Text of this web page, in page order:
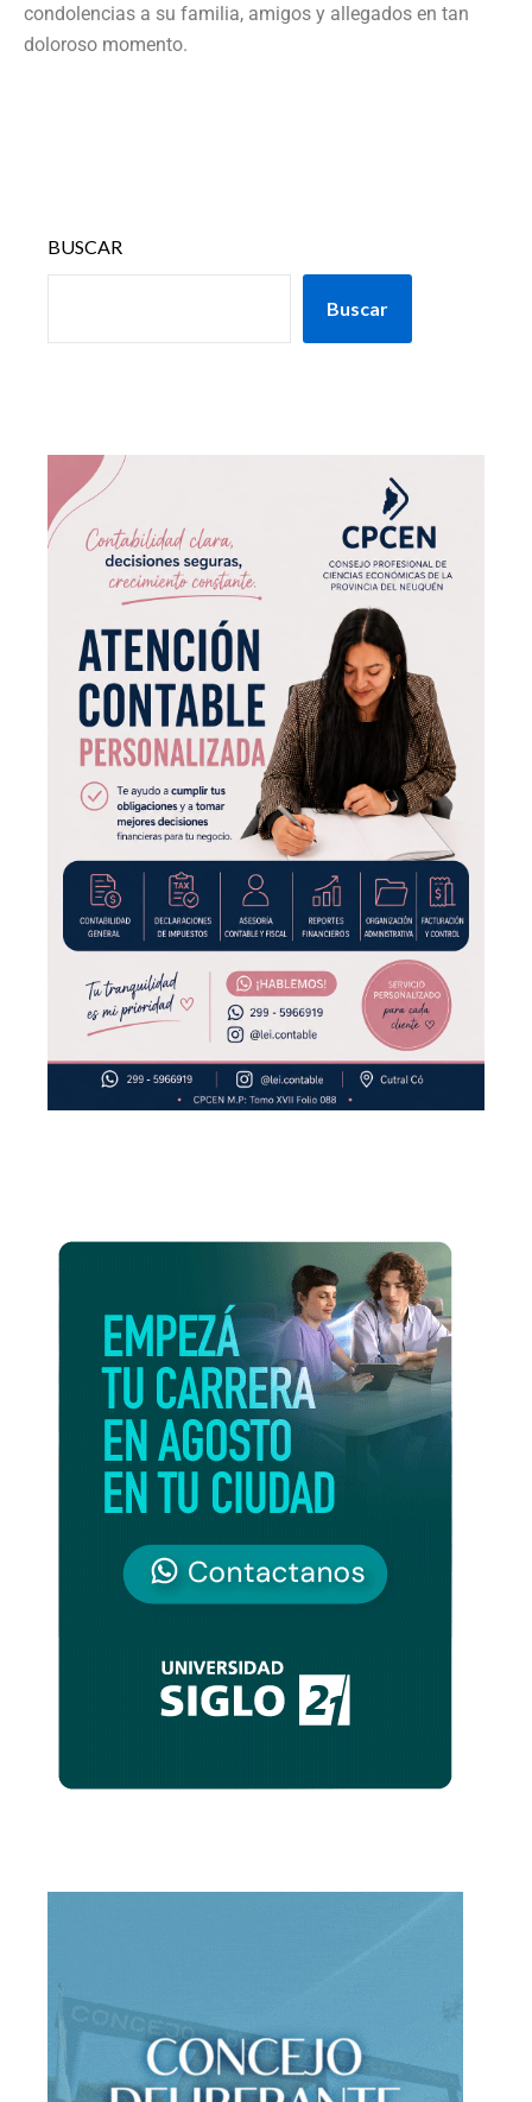
condolencias a su familia, amigos y allegados en tan
doloroso momento.
BUSCAR
Buscar